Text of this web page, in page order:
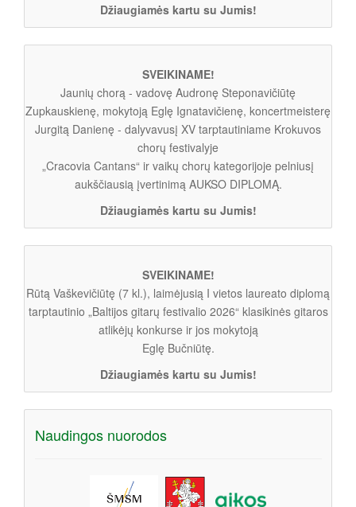
Džiaugiamės kartu su Jumis!
SVEIKINAME!
Jaunių chorą - vadovę Audronę Steponavičiūtę
Zupkauskienę, mokytoją Eglę Ignatavičienę, koncertmeisterę
Jurgitą Danienę - dalyvavusį XV tarptautiniame Krokuvos
chorų festivalyje
„Cracovia Cantans“ ir vaikų chorų kategorijoje pelniusį
aukščiausią įvertinimą AUKSO DIPLOMĄ.
Džiaugiamės kartu su Jumis!
SVEIKINAME!
Rūtą Vaškevičiūtę (7 kl.), laimėjusią I vietos laureato diplomą
tarptautinio „Baltijos gitarų festivalio 2026“ klasikinės gitaros
atlikėjų konkurse ir jos mokytoją
Eglę Bučniūtę.
Džiaugiamės kartu su Jumis!
Naudingos nuorodos